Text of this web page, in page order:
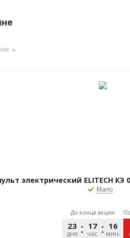
электрический ELITECH КЭ
Мало
До конца акции
23
дня
17
час.
16
мин.